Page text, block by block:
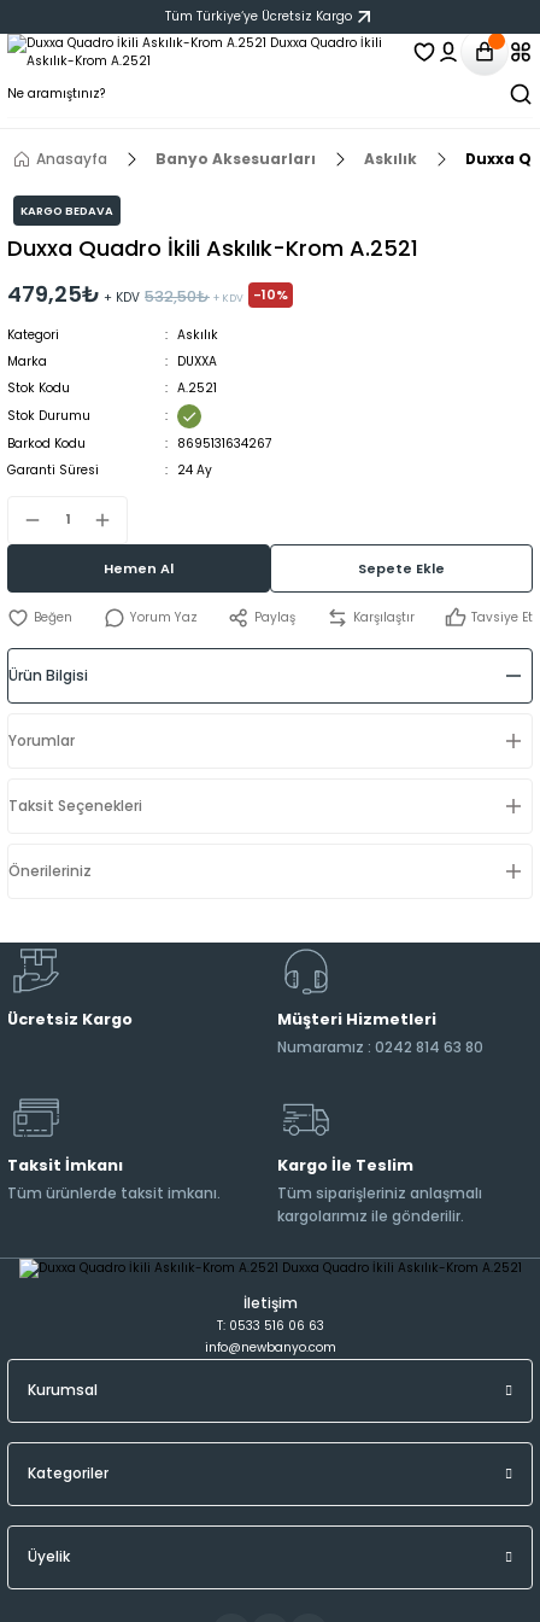
Tüm Türkiye‘ye Ücretsiz Kargo
Anasayfa Banyo Aksesuarları Askılık Duxxa
KARGO BEDAVA
Duxxa Quadro İkili Askılık-Krom A.2521
479,25₺ + KDV 532,50₺ + KDV -10%
Kategori
Askılık
Marka
DUXXA
Stok Kodu
A.2521
Stok Durumu
Barkod Kodu
8695131634267
Garanti Süresi
24 Ay
Hemen Al Sepete Ekle
Yorum Yaz Paylaş Karşılaştır Tavsiye Et
Ürün Bilgisi
Yorumlar
Taksit Seçenekleri
Önerileriniz
Ücretsiz Kargo Müşteri Hizmetleri
Numaramız : 0242 814 63 80
Taksit İmkanı
Tüm ürünlerde taksit imkanı.
Kargo İle Teslim
Tüm siparişleriniz anlaşmalı
kargolarımız ile gönderilir.
İletişim
T: 0533 516 06 63
info@newbanyo.com
Kurumsal
Kategoriler
Üyelik